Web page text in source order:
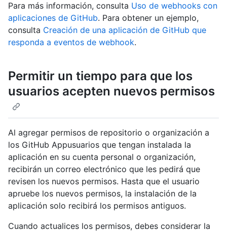
Para más información, consulta Uso de webhooks con
aplicaciones de GitHub. Para obtener un ejemplo,
consulta Creación de una aplicación de GitHub que
responda a eventos de webhook.
Permitir un tiempo para que los
usuarios acepten nuevos permisos
Al agregar permisos de repositorio o organización a
los GitHub Appusuarios que tengan instalada la
aplicación en su cuenta personal o organización,
recibirán un correo electrónico que les pedirá que
revisen los nuevos permisos. Hasta que el usuario
apruebe los nuevos permisos, la instalación de la
aplicación solo recibirá los permisos antiguos.
Cuando actualices los permisos, debes considerar la